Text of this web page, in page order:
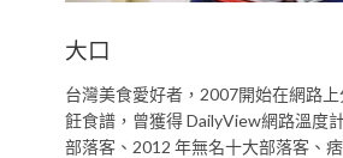
大口
台灣美食愛好者，2007開始在網路
飪食譜，曾獲得 DailyView網路溫度
部落客、2012 年無名十大部落客、